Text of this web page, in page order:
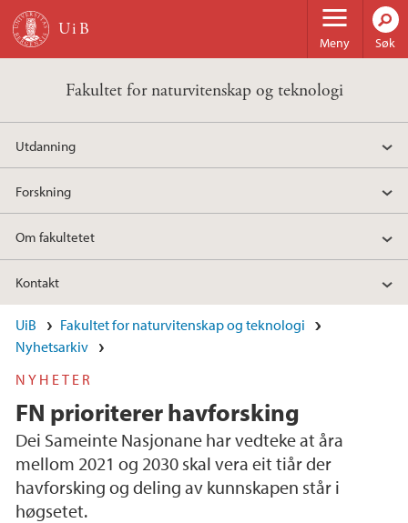
Hopp til hovedinnhold
Meny Søk
Fakultet for naturvitenskap og teknologi
Utdanning
Forskning
Om fakultetet
Kontakt
UiB
Fakultet for naturvitenskap og teknologi
Nyhetsarkiv
NYHETER
FN prioriterer havforsking
Dei Sameinte Nasjonane har vedteke at åra
mellom 2021 og 2030 skal vera eit tiår der
havforsking og deling av kunnskapen står i
høgsetet.